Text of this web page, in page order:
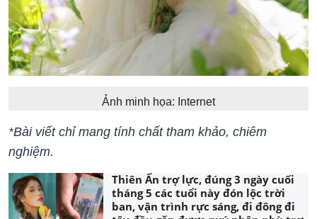
Ảnh minh họa: Internet
​​​​*Bài viết chỉ mang tính chất tham khảo, chiêm
nghiệm.
Thiên Ấn trợ lực, đúng 3 ngày cuối
tháng 5 các tuổi này đón lộc trời
ban, vận trình rực sáng, đi đông đi